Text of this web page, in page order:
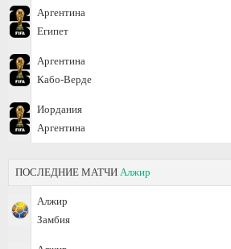
Аргентина
Египет
Аргентина
Кабо-Верде
Иордания
Аргентина
ПОСЛЕДНИЕ МАТЧИ Алжир
Алжир
Замбия